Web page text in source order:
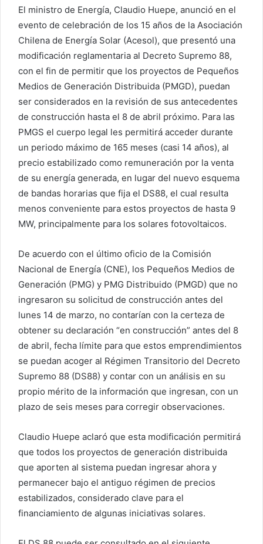
El ministro de Energía, Claudio Huepe, anunció en el
evento de celebración de los 15 años de la Asociación
Chilena de Energía Solar (Acesol), que presentó una
modificación reglamentaria al Decreto Supremo 88,
con el fin de permitir que los proyectos de Pequeños
Medios de Generación Distribuida (PMGD), puedan
ser considerados en la revisión de sus antecedentes
de construcción hasta el 8 de abril próximo. Para las
PMGS el cuerpo legal les permitirá acceder durante
un periodo máximo de 165 meses (casi 14 años), al
precio estabilizado como remuneración por la venta
de su energía generada, en lugar del nuevo esquema
de bandas horarias que fija el DS88, el cual resulta
menos conveniente para estos proyectos de hasta 9
MW, principalmente para los solares fotovoltaicos.
De acuerdo con el último oficio de la Comisión
Nacional de Energía (CNE), los Pequeños Medios de
Generación (PMG) y PMG Distribuido (PMGD) que no
ingresaron su solicitud de construcción antes del
lunes 14 de marzo, no contarían con la certeza de
obtener su declaración “en construcción” antes del 8
de abril, fecha límite para que estos emprendimientos
se puedan acoger al Régimen Transitorio del Decreto
Supremo 88 (DS88) y contar con un análisis en su
propio mérito de la información que ingresan, con un
plazo de seis meses para corregir observaciones.
Claudio Huepe aclaró que esta modificación permitirá
que todos los proyectos de generación distribuida
que aporten al sistema puedan ingresar ahora y
permanecer bajo el antiguo régimen de precios
estabilizados, considerado clave para el
financiamiento de algunas iniciativas solares.